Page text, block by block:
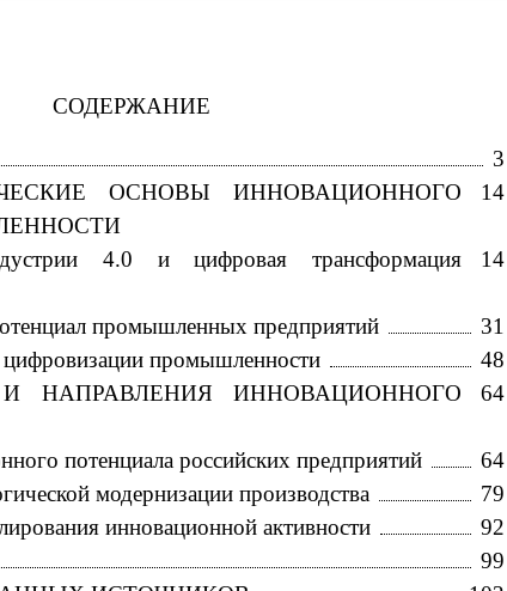
СОДЕРЖАНИЕ
3
ОСНОВЫ ИННОВАЦИОННОГО
14
4.0 и цифровая трансформация
14
промышленных предприятий
31
промышленности
48
НАПРАВЛЕНИЯ ИННОВАЦИОННОГО
64
потенциала российских предприятий
64
модернизации производства
79
инновационной активности
92
99